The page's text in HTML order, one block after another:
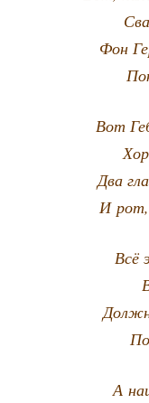
Фон
Вот
Два
И рот,
Всё
А